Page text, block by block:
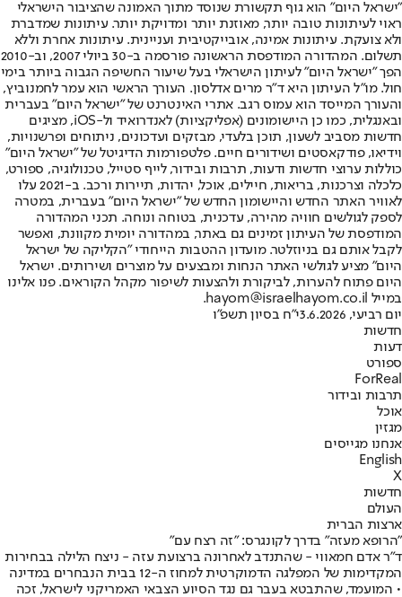
"ישראל היום" הוא גוף תקשורת שנוסד מתוך האמונה שהציבור הישראלי
ראוי לעיתונות טובה יותר, מאוזנת יותר ומדויקת יותר. עיתונות שמדברת
ולא צועקת. עיתונות אמינה, אובייקטיבית ועניינית. עיתונות אחרת וללא
תשלום. המהדורה המודפסת הראשונה פורסמה ב-30 ביולי 2007, וב-2010
הפך "ישראל היום" לעיתון הישראלי בעל שיעור החשיפה הגבוה ביותר בימי
חול. מו"ל העיתון היא ד"ר מרים אדלסון. העורך הראשי הוא עמר לחמנוביץ,
והעורך המייסד הוא עמוס רגב. אתרי האינטרנט של "ישראל היום" בעברית
ובאנגלית, כמו כן היישומונים (אפליקציות) לאנדרואיד ול-iOS, מציגים
חדשות מסביב לשעון, תוכן בלעדי, מבזקים ועדכונים, ניתוחים ופרשנויות,
וידיאו, פודקאסטים ושידורים חיים. פלטפורמות הדיגיטל של "ישראל היום"
כוללות ערוצי חדשות ודעות, תרבות ובידור, לייף סטייל, טכנולוגיה, ספורט,
כלכלה וצרכנות, בריאות, חיילים, אוכל, יהדות, תיירות ורכב. ב-2021 עלו
לאוויר האתר החדש והיישומון החדש של "ישראל היום" בעברית, במטרה
לספק לגולשים חוויה מהירה, עדכנית, בטוחה ונוחה. תכני המהדורה
המודפסת של העיתון זמינים גם באתר, במהדורה יומית מקוונת, ואפשר
לקבל אותם גם בניוזלטר. מועדון ההטבות הייחודי "הקליקה של ישראל
היום" מציע לגולשי האתר הנחות ומבצעים על מוצרים ושירותים. ישראל
היום פתוח להערות, לביקורת ולהצעות לשיפור מקהל הקוראים. פנו אלינו
במייל hayom@israelhayom.co.il.
יום רביעי, 3.6.2026
י"ח בסיון תשפ"ו
חדשות
דעות
ספורט
ForReal
תרבות ובידור
אוכל
מגזין
אנחנו מגייסים
English
X
חדשות
העולם
ארצות הברית
"הרופא מעזה" בדרך לקונגרס: "זה רצח עם"
ד"ר אדם חמאווי - שהתנדב לאחרונה ברצועת עזה - ניצח הלילה בבחירות
המקדימות של המפלגה הדמוקרטית למחוז ה-12 בבית הנבחרים במדינה
• המועמד, שהתבטא בעבר גם נגד הסיוע הצבאי האמריקני לישראל, זכה